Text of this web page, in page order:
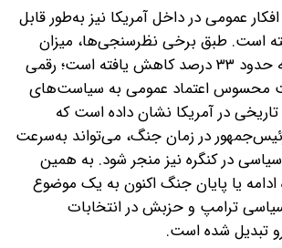
عمومی در داخل آمریکا نیز به‌طور قابل
است. طبق برخی نظرسنجی‌ها، میزان
محبوبیت ترامپ به حدود ۳۳ درصد کاهش یافته است؛ رقمی
محسوس اعتماد عمومی به سیاست‌های
در آمریکا نشان داده است که
در زمان جنگ، می‌تواند به‌سرعت
در کنگره نیز منجر شود. به همین
ادامه یا پایان جنگ اکنون به یک موضوع
ترامپ و حزبش در انتخابات
تبدیل شده است.